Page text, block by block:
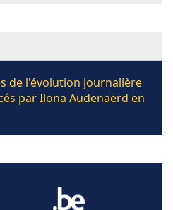
de l'évolution journalière
par Ilona Audenaerd en